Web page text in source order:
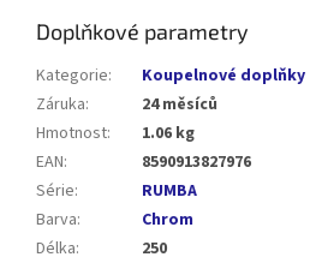
Doplňkové parametry
Kategorie:
Koupelnové doplňky
Záruka:
24 měsíců
Hmotnost:
1.06 kg
EAN:
8590913827976
Série:
RUMBA
Barva:
Chrom
Délka:
250